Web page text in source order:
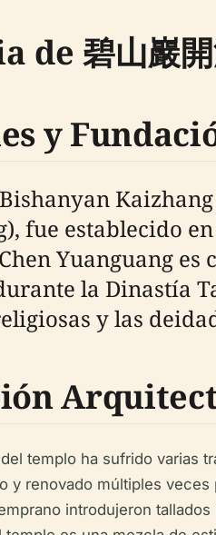
de 碧山巖
y
fue establecido
Yuanguang
la Dinastía
y las
templo ha sufrido varias
y renovado múltiples
introdujeron